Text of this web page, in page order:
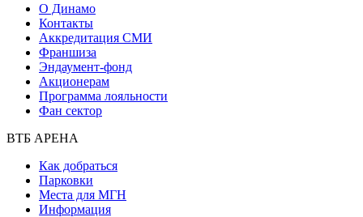
О Динамо
Контакты
Аккредитация СМИ
Франшиза
Эндаумент-фонд
Акционерам
Программа лояльности
Фан сектор
ВТБ АРЕНА
Как добраться
Парковки
Места для МГН
Информация